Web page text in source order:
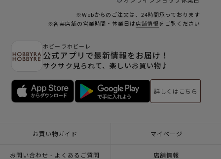
※Webからのご注文は、24時間承っております
※各実店舗の営業時間・休業日は店舗情報をご覧ください
ホビーラホビーレ
公式アプリで最新情報をお届け！
サクサク見られて、楽しいお買い物♪
詳しくはこちら
お買い物ガイド マイページ
お問い合わせ - よくあるご質問 店舗情報